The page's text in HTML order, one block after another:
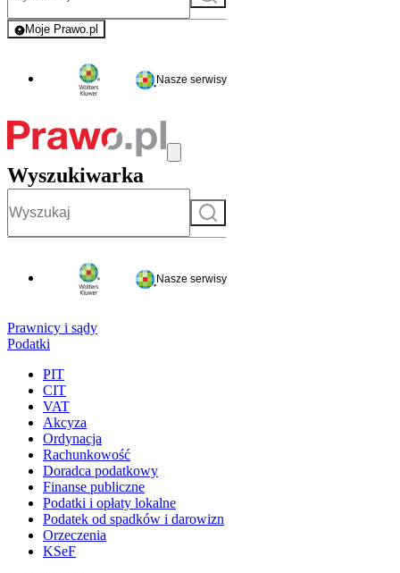
Moje Prawo.pl
- rejestracja i logowanie do serwisu
Nasze serwisy
Wyszukiwarka
Szukaj
Nasze serwisy
Prawnicy i sądy
Podatki
PIT
CIT
VAT
Akcyza
Ordynacja
Rachunkowość
Doradca podatkowy
Finanse publiczne
Podatki i opłaty lokalne
Podatek od spadków i darowizn
Orzeczenia
KSeF